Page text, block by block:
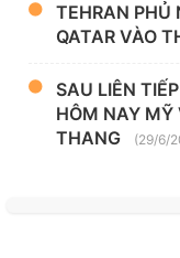
TEHRAN PHỦ
QATAR VÀO
SAU LIÊN
HÔM NAY MỸ
THANG
(29/6/